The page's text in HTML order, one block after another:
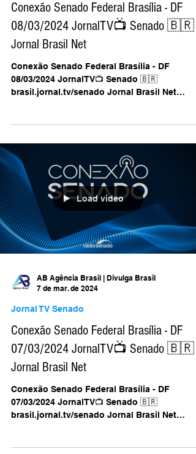
AB Agência Brasil | Divulga Brasil
8 de mar. de 2024
Jornal TV Senado
08/03/2024 JornalTV📺 Senado 🇧🇷
Jornal Brasil Net
08/03/2024 JornalTV📺 Senado 🇧🇷
@jornalbrasilnet/...
Load video
AB Agência Brasil | Divulga Brasil
7 de mar. de 2024
Jornal TV Senado
07/03/2024 JornalTV📺 Senado 🇧🇷
Jornal Brasil Net
07/03/2024 JornalTV📺 Senado 🇧🇷